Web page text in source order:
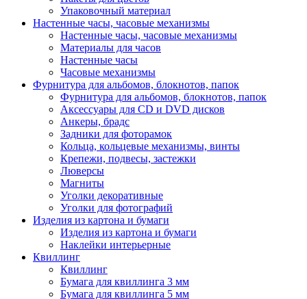
Упаковочный материал
Настенные часы, часовые механизмы
Настенные часы, часовые механизмы
Материалы для часов
Настенные часы
Часовые механизмы
Фурнитура для альбомов, блокнотов, папок
Фурнитура для альбомов, блокнотов, папок
Аксессуары для CD и DVD дисков
Анкеры, брадс
Задники для фоторамок
Кольца, кольцевые механизмы, винты
Крепежи, подвесы, застежки
Люверсы
Магниты
Уголки декоративные
Уголки для фотографий
Изделия из картона и бумаги
Изделия из картона и бумаги
Наклейки интерьерные
Квиллинг
Квиллинг
Бумага для квиллинга 3 мм
Бумага для квиллинга 5 мм